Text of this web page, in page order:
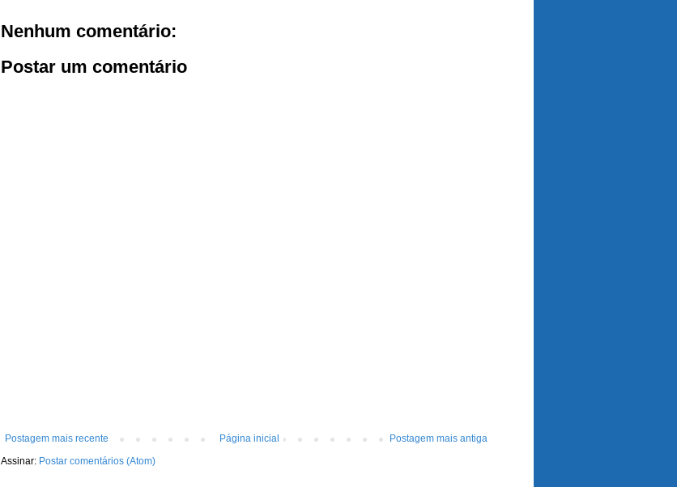
Nenhum comentário:
Postar um comentário
Postagem mais recente Postagem mais antiga
Página inicial
Assinar: Postar comentários (Atom)